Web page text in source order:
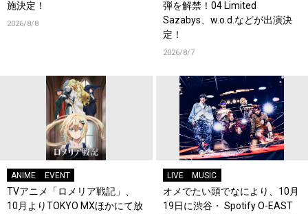
施決定！
2026/8/8
弾を解禁！04 Limited
Sazabys、w.o.d.などが出演決
定！
2026/8/7
ANIME EVENT
TVアニメ「ロメリア戦記」、
10月よりTOKYO MXほかにて放
LIVE MUSIC
オメでたい頭でなにより、10月
19日に渋谷・ Spotify O-EAST